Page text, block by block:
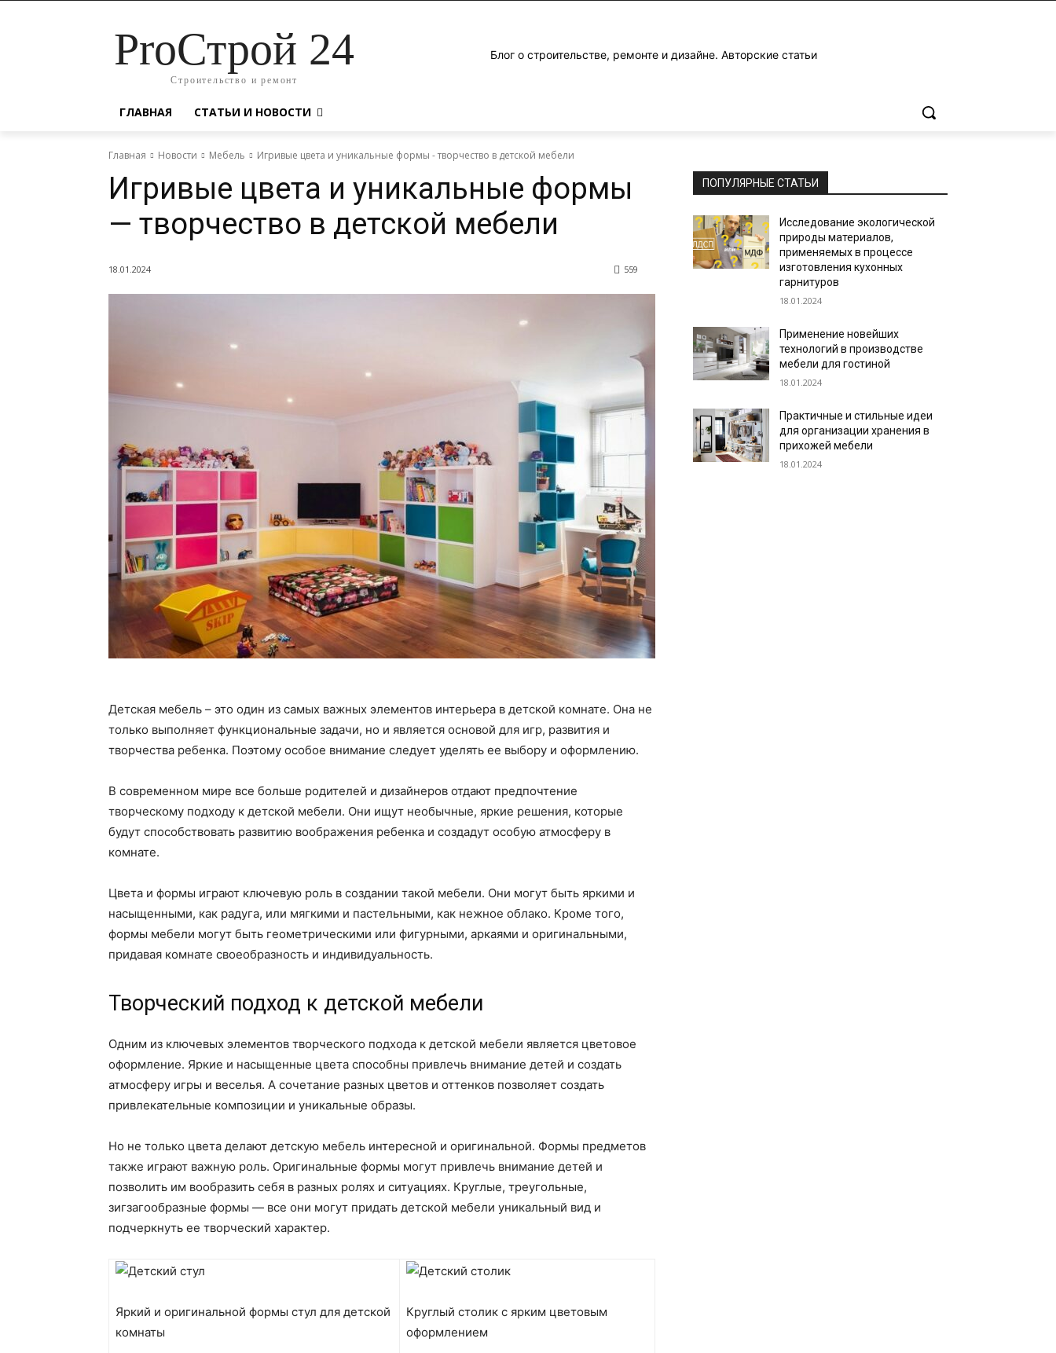
ProСтрой 24
Строительство и ремонт
Блог о строительстве, ремонте и дизайне. Авторские статьи
ГЛАВНАЯ СТАТЬИ И НОВОСТИ
Главная Новости Мебель Игривые цвета и уникальные формы - творчество в детской мебели
Игривые цвета и уникальные формы
— творчество в детской мебели
18.01.2024 559
Детская мебель – это один из самых важных элементов интерьера в детской комнате. Она не
только выполняет функциональные задачи, но и является основой для игр, развития и
творчества ребенка. Поэтому особое внимание следует уделять ее выбору и оформлению.
В современном мире все больше родителей и дизайнеров отдают предпочтение
творческому подходу к детской мебели. Они ищут необычные, яркие решения, которые
будут способствовать развитию воображения ребенка и создадут особую атмосферу в
комнате.
Цвета и формы играют ключевую роль в создании такой мебели. Они могут быть яркими и
насыщенными, как радуга, или мягкими и пастельными, как нежное облако. Кроме того,
формы мебели могут быть геометрическими или фигурными, аркаями и оригинальными,
придавая комнате своеобразность и индивидуальность.
Творческий подход к детской мебели
Одним из ключевых элементов творческого подхода к детской мебели является цветовое
оформление. Яркие и насыщенные цвета способны привлечь внимание детей и создать
атмосферу игры и веселья. А сочетание разных цветов и оттенков позволяет создать
привлекательные композиции и уникальные образы.
Но не только цвета делают детскую мебель интересной и оригинальной. Формы предметов
также играют важную роль. Оригинальные формы могут привлечь внимание детей и
позволить им вообразить себя в разных ролях и ситуациях. Круглые, треугольные,
зигзагообразные формы — все они могут придать детской мебели уникальный вид и
подчеркнуть ее творческий характер.
Яркий и оригинальной формы стул для детской
комнаты
Круглый столик с ярким цветовым
оформлением
ПОПУЛЯРНЫЕ СТАТЬИ
Исследование экологической
природы материалов,
применяемых в процессе
изготовления кухонных
гарнитуров
18.01.2024
Применение новейших
технологий в производстве
мебели для гостиной
18.01.2024
Практичные и стильные идеи
для организации хранения в
прихожей мебели
18.01.2024